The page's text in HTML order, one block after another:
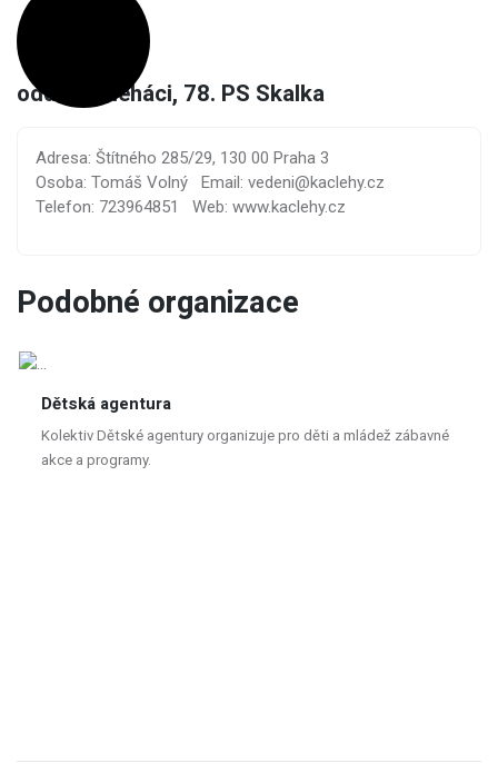
oddíl Kačleháci, 78. PS Skalka
Adresa: Štítného 285/29, 130 00 Praha 3
Osoba: Tomáš Volný
Email: vedeni@kaclehy.cz
Telefon: 723964851
Web: www.kaclehy.cz
Podobné organizace
Dětská agentura
Kolektiv Dětské agentury organizuje pro děti a mládež zábavné
akce a programy.